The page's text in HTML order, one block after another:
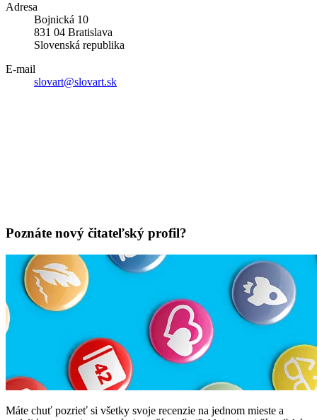
Adresa
Bojnická 10
831 04 Bratislava
Slovenská republika
E-mail
slovart@slovart.sk
Poznáte nový čitateľský profil?
Máte chuť pozrieť si všetky svoje recenzie na jednom mieste a